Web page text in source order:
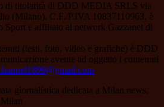
di titolarità di DDD MEDIA SRLS via
(Milano), C.F./P.IVA 10837110963, è
Sport e affiliato al network Gazzanet di
(testi, foto, video e grafiche) è DDD
avente ad oggetto i contenuti
giornalistica dedicata a Milan news,